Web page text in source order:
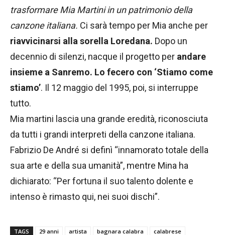
trasformare Mia Martini in un patrimonio della
canzone italiana. Ci sarà tempo per Mia anche per
riavvicinarsi alla sorella Loredana. Dopo un
decennio di silenzi, nacque il progetto per andare
insieme a Sanremo. Lo fecero con ‘Stiamo come
stiamo’. Il 12 maggio del 1995, poi, si interruppe
tutto.
Mia martini lascia una grande eredità, riconosciuta
da tutti i grandi interpreti della canzone italiana.
Fabrizio De André si definì “innamorato totale della
sua arte e della sua umanità”, mentre Mina ha
dichiarato: “Per fortuna il suo talento dolente e
intenso è rimasto qui, nei suoi dischi”.
TAGS 29 anni artista bagnara calabra
calabrese